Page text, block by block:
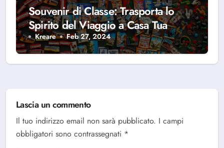
Souvenir di Classe: Trasporta lo
Spirito del Viaggio a Casa Tua
Kreare Feb 27, 2024
Lascia un commento
Il tuo indirizzo email non sarà pubblicato. I campi
obbligatori sono contrassegnati *